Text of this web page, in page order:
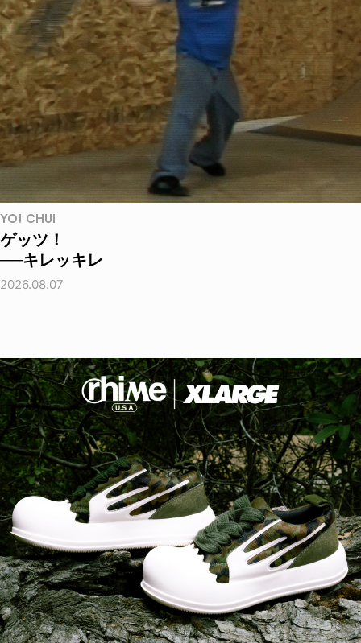
YO! CHUI
ゲッツ！
──キレッキレ
2026.08.07